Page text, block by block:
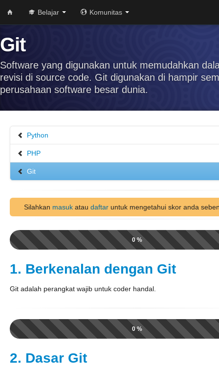
Belajar Komunitas
Git
Software yang digunakan untuk memudahkan
revisi di source code. Git digunakan di hampir
perusahaan software besar dunia.
Python
PHP
Git
Silahkan masuk atau daftar untuk mengetahui skor anda
0 %
1. Berkenalan dengan Git
Git adalah perangkat wajib untuk coder handal.
0 %
2. Dasar Git